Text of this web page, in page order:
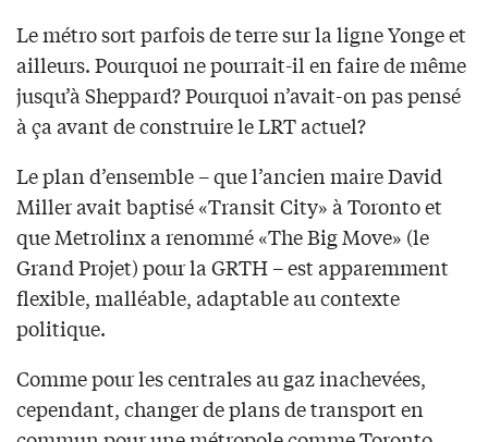
Le métro sort parfois de terre sur la ligne Yonge et
ailleurs. Pourquoi ne pourrait-il en faire de même
jusqu’à Sheppard? Pourquoi n’avait-on pas pensé
à ça avant de construire le LRT actuel?
Le plan d’ensemble – que l’ancien maire David
Miller avait baptisé «Transit City» à Toronto et
que Metrolinx a renommé «The Big Move» (le
Grand Projet) pour la GRTH – est apparemment
flexible, malléable, adaptable au contexte
politique.
Comme pour les centrales au gaz inachevées,
cependant, changer de plans de transport en